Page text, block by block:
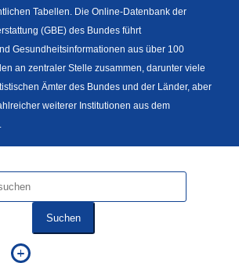
Tabellen. Die Online-Datenbank der
(GBE) des Bundes führt
Gesundheitsinformationen aus über 100
an zentraler Stelle zusammen, darunter viele
Ämter des Bundes und der Länder, aber
weiterer Institutionen aus dem
Suchen